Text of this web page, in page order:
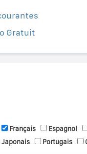
Gratuit
Français Espagnol
Japonais Portugais